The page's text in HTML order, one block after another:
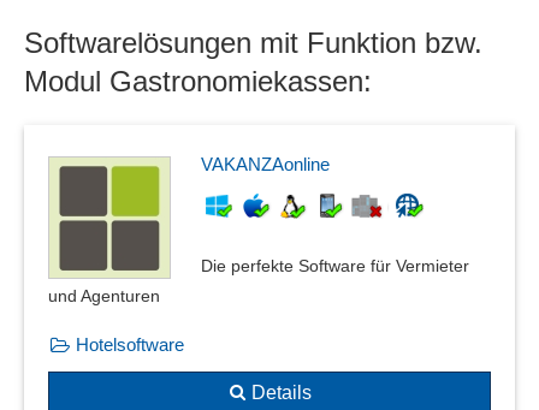
Room Report
Room Service
Vakanzplan
Veranstaltungshinweise
Verfügbarkeitskalender
verschiedene Übernachtungsarten
Wellnessprogramm
Softwarelösungen mit Funktion bzw.
Modul Gastronomiekassen:
VAKANZAonline
Die perfekte Software für Vermieter
und Agenturen
Hotelsoftware
Details